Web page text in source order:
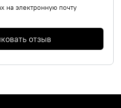
на электронную почту
отзыв